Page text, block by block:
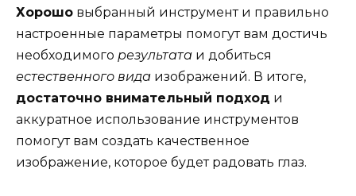
Хорошо выбранный инструмент и правильно
настроенные параметры помогут вам достичь
необходимого результата и добиться
естественного вида изображений. В итоге,
достаточно внимательный подход и
аккуратное использование инструментов
помогут вам создать качественное
изображение, которое будет радовать глаз.